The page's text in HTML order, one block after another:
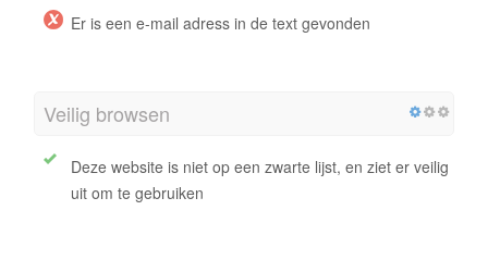
Er is een e-mail adress in de text gevonden
Veilig browsen
Deze website is niet op een zwarte lijst, en ziet er veilig
uit om te gebruiken